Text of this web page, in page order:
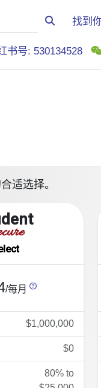
找到
书号: 530134528
适选择。
/每月
$1,000,000
$0
80% to